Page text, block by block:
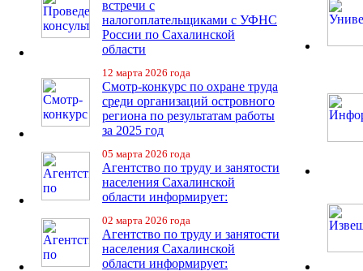
встречи с
налогоплательщиками с УФНС
России по Сахалинской
области
12 марта 2026 года
Смотр-конкурс по охране труда
среди организаций островного
региона по результатам работы
за 2025 год
05 марта 2026 года
Агентство по труду и занятости
населения Сахалинской
области информирует:
02 марта 2026 года
Агентство по труду и занятости
населения Сахалинской
области информирует: